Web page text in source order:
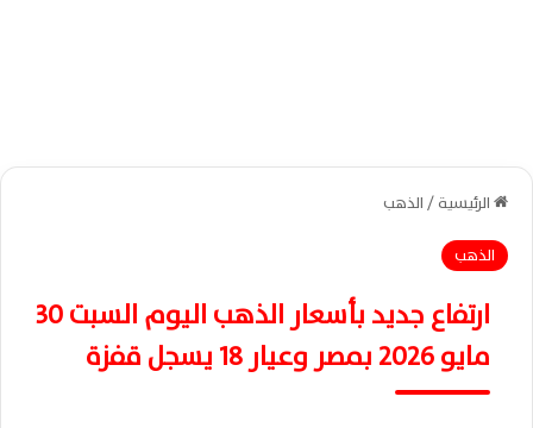
الرئيسية/الذهب
الذهب
ارتفاع جديد بأسعار الذهب اليوم السبت 30
مايو 2026 بمصر وعيار 18 يسجل قفزة